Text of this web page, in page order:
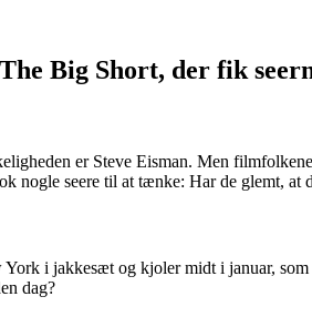
Big Short, der fik
er Steve Eisman. Men
nogle seere til at tænke: Har de glemt, at
i jakkesæt og kjoler midt i januar,
dag?